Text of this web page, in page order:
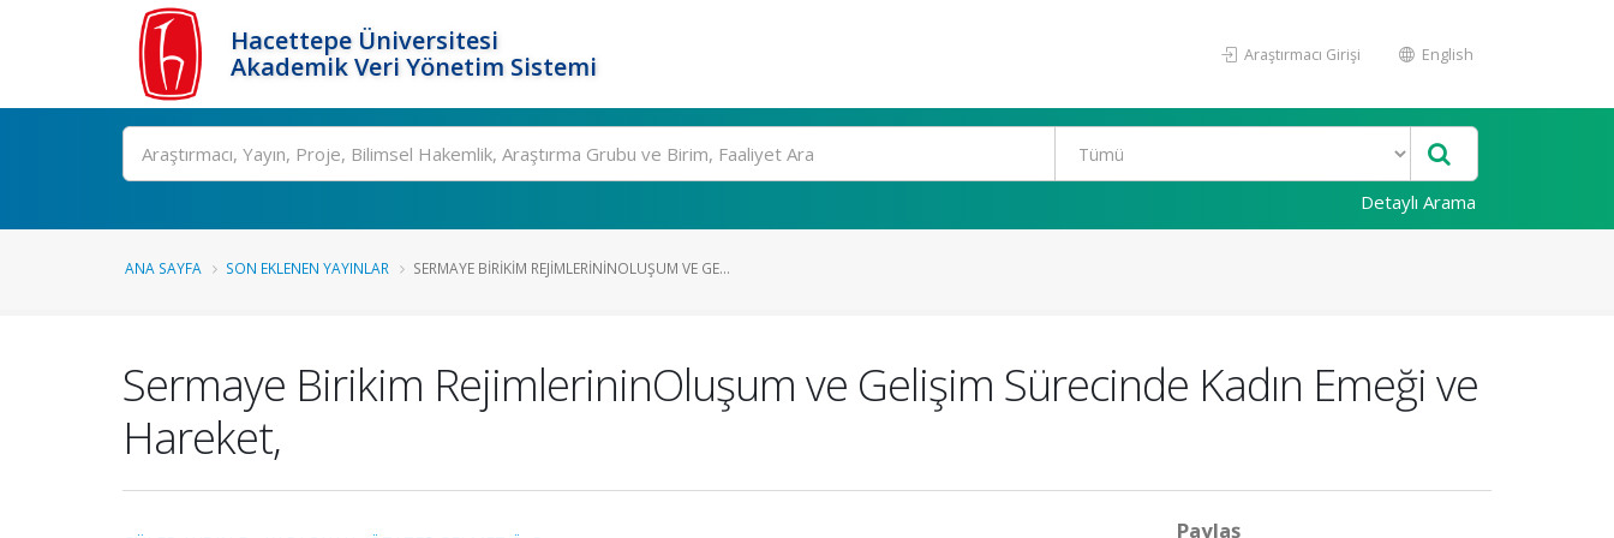
Hacettepe Üniversitesi
Akademik Veri Yönetim Sistemi
Araştırmacı Girişi English
Ara
Detaylı Arama
ANA SAYFA SON EKLENEN YAYINLAR SERMAYE BIRIKIM REJIMLERININOLUŞUM VE GE...
Sermaye Birikim RejimlerininOluşum ve Gelişim Sürecinde Kadın Emeği ve
Hareket,
Paylaş